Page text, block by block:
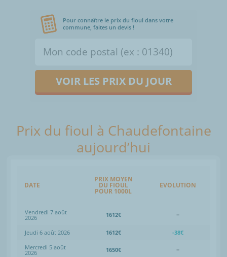
Pour connaître le prix du fioul dans votre
commune, faites un devis !
VOIR LES PRIX DU JOUR
Prix du fioul à Chaudefontaine
aujourd’hui
DATE
PRIX MOYEN
DU FIOUL
POUR 1000L
EVOLUTION
Vendredi 7 août
2026 1612€ =
Jeudi 6 août 2026 1612€
-38€
Mercredi 5 août
2026 1650€ =